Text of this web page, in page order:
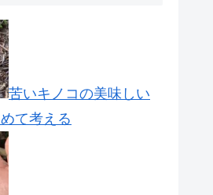
苦いキノコの美味しい
て考える